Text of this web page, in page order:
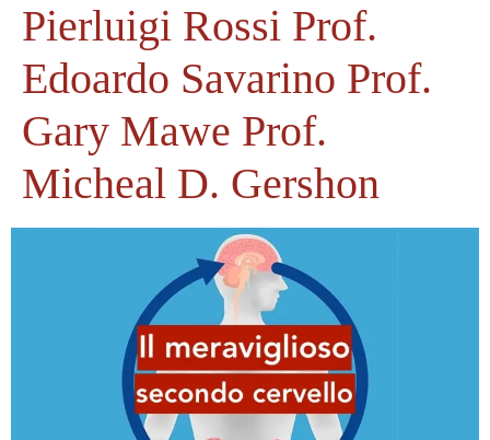
Pierluigi Rossi Prof.
Edoardo Savarino Prof.
Gary Mawe Prof.
Micheal D. Gershon